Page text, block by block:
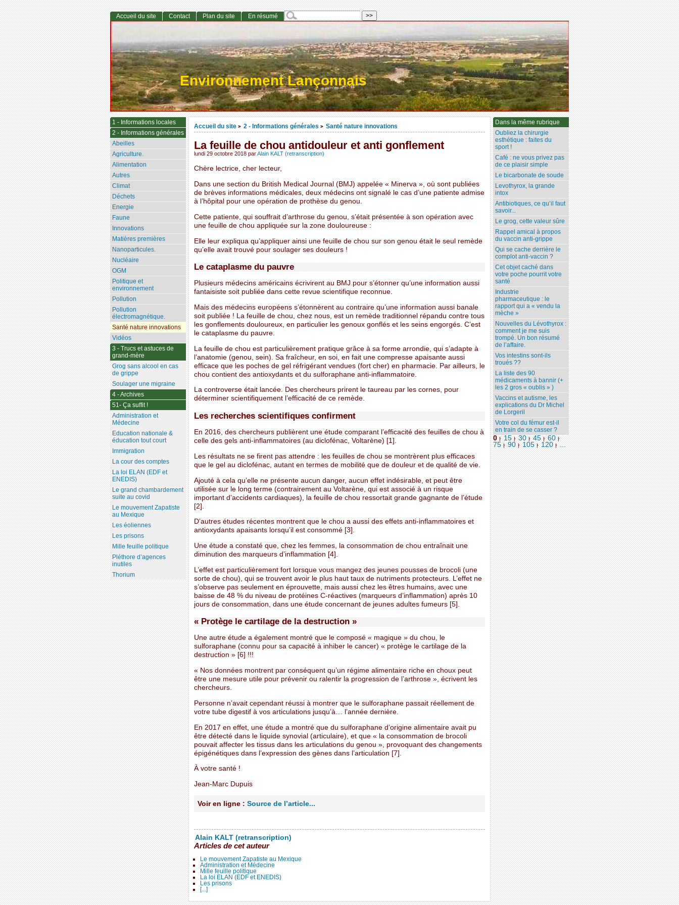
Environnement Lançonnais
Accueil du site > 2 - Informations générales > Santé nature innovations
La feuille de chou antidouleur et anti gonflement
lundi 29 octobre 2018 parAlain KALT (retranscription)
Chère lectrice, cher lecteur,
Dans une section du British Medical Journal (BMJ) appelée « Minerva », où sont publiées
de brèves informations médicales, deux médecins ont signalé le cas d’une patiente admise
à l’hôpital pour une opération de prothèse du genou.
Cette patiente, qui souffrait d’arthrose du genou, s’était présentée à son opération avec
une feuille de chou appliquée sur la zone douloureuse :
Elle leur expliqua qu’appliquer ainsi une feuille de chou sur son genou était le seul remède
qu’elle avait trouvé pour soulager ses douleurs !
Le cataplasme du pauvre
Plusieurs médecins américains écrivirent au BMJ pour s’étonner qu’une information aussi
fantaisiste soit publiée dans cette revue scientifique reconnue.
Mais des médecins européens s’étonnèrent au contraire qu’une information aussi banale
soit publiée ! La feuille de chou, chez nous, est un remède traditionnel répandu contre tous
les gonflements douloureux, en particulier les genoux gonflés et les seins engorgés. C’est
le cataplasme du pauvre.
La feuille de chou est particulièrement pratique grâce à sa forme arrondie, qui s’adapte à
l’anatomie (genou, sein). Sa fraîcheur, en soi, en fait une compresse apaisante aussi
efficace que les poches de gel réfrigérant vendues (fort cher) en pharmacie. Par ailleurs, le
chou contient des antioxydants et du sulforaphane anti-inflammatoire.
La controverse était lancée. Des chercheurs prirent le taureau par les cornes, pour
déterminer scientifiquement l’efficacité de ce remède.
Les recherches scientifiques confirment
En 2016, des chercheurs publièrent une étude comparant l’efficacité des feuilles de chou à
celle des gels anti-inflammatoires (au diclofénac, Voltarène) [1].
Les résultats ne se firent pas attendre : les feuilles de chou se montrèrent plus efficaces
que le gel au diclofénac, autant en termes de mobilité que de douleur et de qualité de vie.
Ajouté à cela qu’elle ne présente aucun danger, aucun effet indésirable, et peut être
utilisée sur le long terme (contrairement au Voltarène, qui est associé à un risque
important d’accidents cardiaques), la feuille de chou ressortait grande gagnante de l’étude
[2].
D’autres études récentes montrent que le chou a aussi des effets anti-inflammatoires et
antioxydants apaisants lorsqu’il est consommé [3].
Une étude a constaté que, chez les femmes, la consommation de chou entraînait une
diminution des marqueurs d’inflammation [4].
L’effet est particulièrement fort lorsque vous mangez des jeunes pousses de brocoli (une
sorte de chou), qui se trouvent avoir le plus haut taux de nutriments protecteurs. L’effet ne
s’observe pas seulement en éprouvette, mais aussi chez les êtres humains, avec une
baisse de 48 % du niveau de protéines C-réactives (marqueurs d’inflammation) après 10
jours de consommation, dans une étude concernant de jeunes adultes fumeurs [5].
« Protège le cartilage de la destruction »
Une autre étude a également montré que le composé « magique » du chou, le
sulforaphane (connu pour sa capacité à inhiber le cancer) « protège le cartilage de la
destruction » [6] !!!
« Nos données montrent par conséquent qu’un régime alimentaire riche en choux peut
être une mesure utile pour prévenir ou ralentir la progression de l’arthrose », écrivent les
chercheurs.
Personne n’avait cependant réussi à montrer que le sulforaphane passait réellement de
votre tube digestif à vos articulations jusqu’à… l’année dernière.
En 2017 en effet, une étude a montré que du sulforaphane d’origine alimentaire avait pu
être détecté dans le liquide synovial (articulaire), et que « la consommation de brocoli
pouvait affecter les tissus dans les articulations du genou », provoquant des changements
épigénétiques dans l’expression des gènes dans l’articulation [7].
À votre santé !
Jean-Marc Dupuis
Voir en ligne : Source de l’article...
Alain KALT (retranscription)
Articles de cet auteur
Le mouvement Zapatiste au Mexique
Administration et Médecine
Mille feuille politique
La loi ELAN (EDF et ENEDIS)
Les prisons
[...]
Dans la même rubrique
Oubliez la chirurgie
esthétique : faites du
sport !
Café : ne vous privez pas
de ce plaisir simple
Le bicarbonate de soude
Levothyrox, la grande
intox
Antibiotiques, ce qu’il faut
savoir...
Le grog, cette valeur sûre
Rappel amical à propos
du vaccin anti-grippe
Qui se cache derrière le
complot anti-vaccin ?
Cet objet caché dans
votre poche pourrit votre
santé
Industrie
pharmaceutique : le
rapport qui a « vendu la
mèche »
Nouvelles du Lévothyrox :
comment je me suis
trompé. Un bon résumé
de l’affaire.
Vos intestins sont-ils
troués ??
La liste des 90
médicaments à bannir (+
les 2 gros « oublis » )
Vaccins et autisme, les
explications du Dr Michel
de Lorgeril
Votre col du fémur est-il
en train de se casser ?
0 | 15 | 30 | 45 | 60 |
75 | 90 | 105 | 120 | ...
Accueil du site Contact Plan du site En résumé
1 - Informations locales
2 - Informations générales
Abeilles
Agriculture.
Alimentation
Autres
Climat
Déchets
Energie
Faune
Innovations
Matières premières
Nanoparticules.
Nucléaire
OGM
Politique et
environnement
Pollution
Pollution
électromagnétique.
Santé nature innovations
Vidéos
3 - Trucs et astuces de
grand-mère
Grog sans alcool en cas
de grippe
Soulager une migraine
4 - Archives
51- Ça suffit !
Administration et
Médecine
Education nationale &
éducation tout court
Immigration
La cour des comptes
La loi ELAN (EDF et
ENEDIS)
Le grand chambardement
suite au covid
Le mouvement Zapatiste
au Mexique
Les éoliennes
Les prisons
Mille feuille politique
Pléthore d’agences
inutiles
Thorium